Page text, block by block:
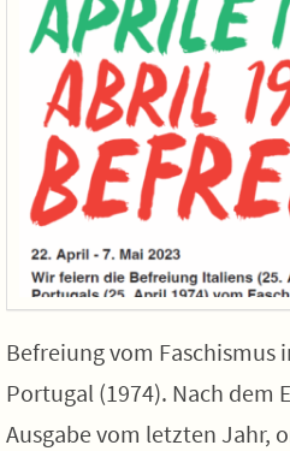
Befreiung vom Faschismus
Portugal (1974). Nach dem
Ausgabe vom letzten Jahr,